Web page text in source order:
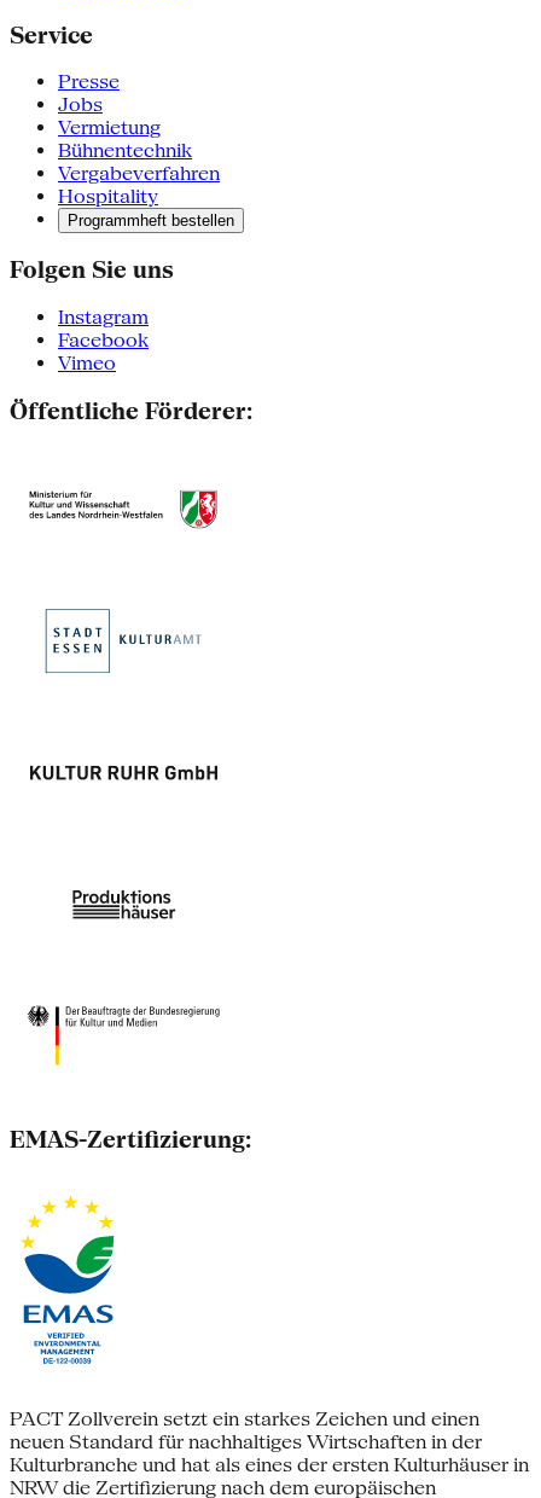
Service
Presse
Jobs
Vermietung
Bühnentechnik
Vergabeverfahren
Hospitality
Programmheft bestellen
Folgen Sie uns
Instagram
Facebook
Vimeo
Öffentliche Förderer:
EMAS-Zertifizierung:
PACT Zollverein setzt ein starkes Zeichen und einen
neuen Standard für nachhaltiges Wirtschaften in der
Kulturbranche und hat als eines der ersten Kulturhäuser in
NRW die Zertifizierung nach dem europäischen